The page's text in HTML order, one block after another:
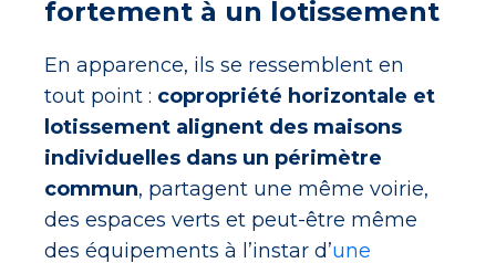
fortement à un lotissement
En apparence, ils se ressemblent en
tout point : copropriété horizontale et
lotissement alignent des maisons
individuelles dans un périmètre
commun, partagent une même voirie,
des espaces verts et peut-être même
des équipements à l’instar d’une